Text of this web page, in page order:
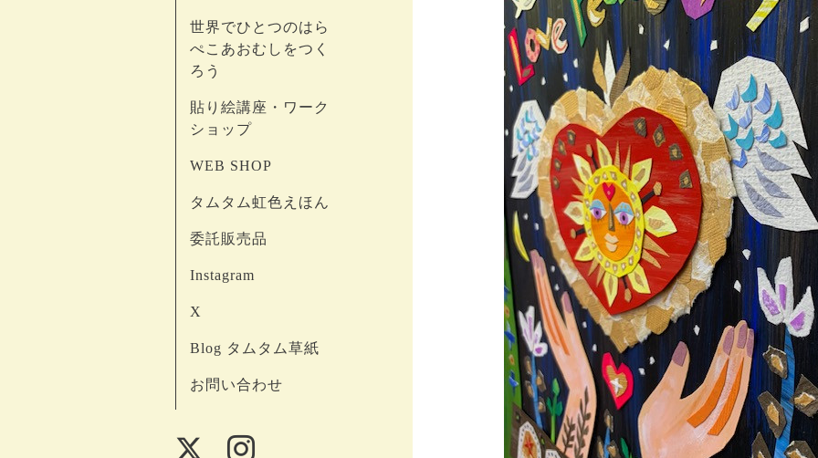
世界でひとつのはら
ぺこあおむしをつく
ろう
貼り絵講座・ワーク
ショップ
WEB SHOP
タムタム虹色えほん
委託販売品
Instagram
X
Blog タムタム草紙
お問い合わせ